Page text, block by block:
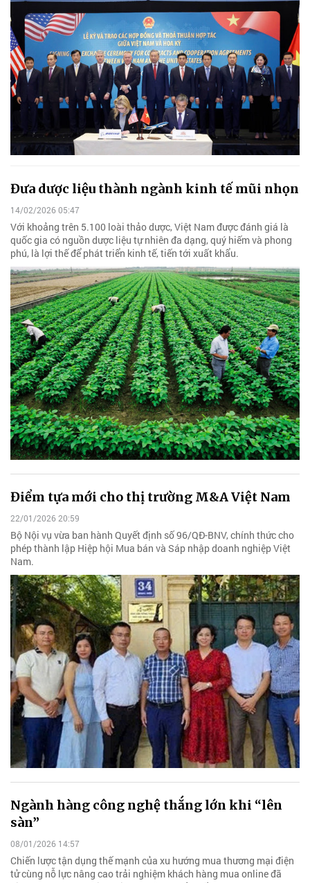
Đưa dược liệu thành ngành kinh tế mũi nhọn
14/02/2026 05:47
Với khoảng trên 5.100 loài thảo dược, Việt Nam được đánh giá là
quốc gia có nguồn dược liệu tự nhiên đa dạng, quý hiếm và phong
phú, là lợi thế để phát triển kinh tế, tiến tới xuất khẩu.
Điểm tựa mới cho thị trường M&A Việt Nam
22/01/2026 20:59
Bộ Nội vụ vừa ban hành Quyết định số 96/QĐ-BNV, chính thức cho
phép thành lập Hiệp hội Mua bán và Sáp nhập doanh nghiệp Việt
Nam.
Ngành hàng công nghệ thắng lớn khi “lên
sàn”
08/01/2026 14:57
Chiến lược tận dụng thế mạnh của xu hướng mua thương mại điện
tử cùng nỗ lực nâng cao trải nghiệm khách hàng mua online đã